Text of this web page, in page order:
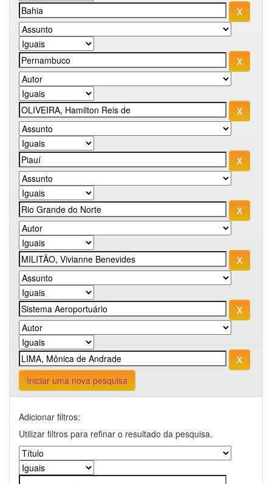
Iniciar uma nova pesquisa
Adicionar filtros:
Utilizar filtros para refinar o resultado da pesquisa.